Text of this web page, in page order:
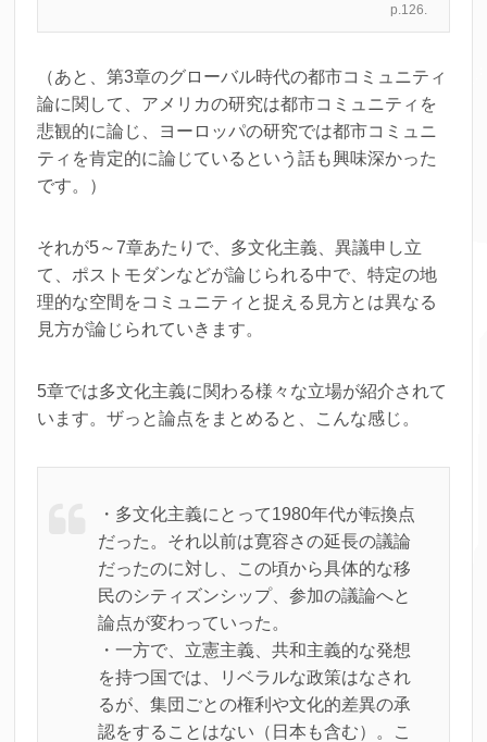
p.126.
（あと、第3章のグローバル時代の都市コミュニティ
論に関して、アメリカの研究は都市コミュニティを
悲観的に論じ、ヨーロッパの研究では都市コミュニ
ティを肯定的に論じているという話も興味深かった
です。）
それが5～7章あたりで、多文化主義、異議申し立
て、ポストモダンなどが論じられる中で、特定の地
理的な空間をコミュニティと捉える見方とは異なる
見方が論じられていきます。
5章では多文化主義に関わる様々な立場が紹介されて
います。ザっと論点をまとめると、こんな感じ。
・多文化主義にとって1980年代が転換点
だった。それ以前は寛容さの延長の議論
だったのに対し、この頃から具体的な移
民のシティズンシップ、参加の議論へと
論点が変わっていった。
・一方で、立憲主義、共和主義的な発想
を持つ国では、リベラルな政策はなされ
るが、集団ごとの権利や文化的差異の承
認をすることはない（日本も含む）。こ